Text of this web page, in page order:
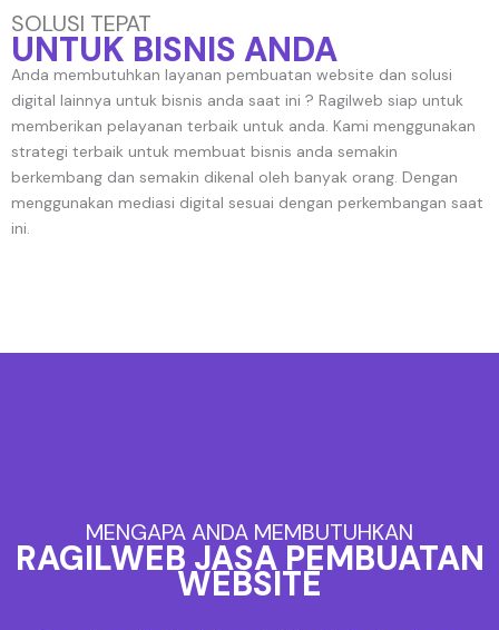
SOLUSI TEPAT
UNTUK BISNIS ANDA
Anda membutuhkan layanan pembuatan website dan solusi
digital lainnya untuk bisnis anda saat ini ? Ragilweb siap untuk
memberikan pelayanan terbaik untuk anda. Kami menggunakan
strategi terbaik untuk membuat bisnis anda semakin
berkembang dan semakin dikenal oleh banyak orang. Dengan
menggunakan mediasi digital sesuai dengan perkembangan saat
ini.
MENGAPA ANDA MEMBUTUHKAN
RAGILWEB JASA PEMBUATAN
WEBSITE